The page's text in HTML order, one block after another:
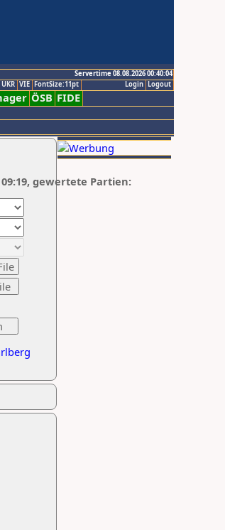
Servertime 08.08.2026 00:40:04
Logout
Login
UKR VIE FontSize:11pt
ÖSB FIDE
09:19, gewertete Partien: